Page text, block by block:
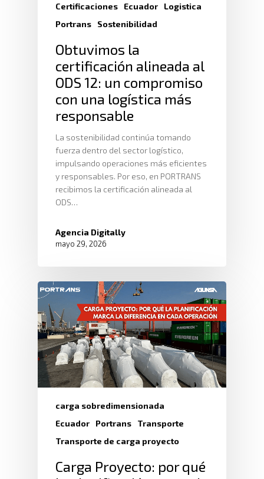
Certificaciones Ecuador
Logistica
Portrans
Sostenibilidad
Obtuvimos la
certificación alineada al
ODS 12: un compromiso
con una logística más
responsable
La sostenibilidad continúa tomando
fuerza dentro del sector logístico,
impulsando operaciones más eficientes
y responsables. Por eso, en PORTRANS
recibimos la certificación alineada al
ODS…
Agencia Digitally
mayo 29, 2026
carga sobredimensionada
Ecuador
Portrans
Transporte
Transporte de carga proyecto
Carga Proyecto: por qué